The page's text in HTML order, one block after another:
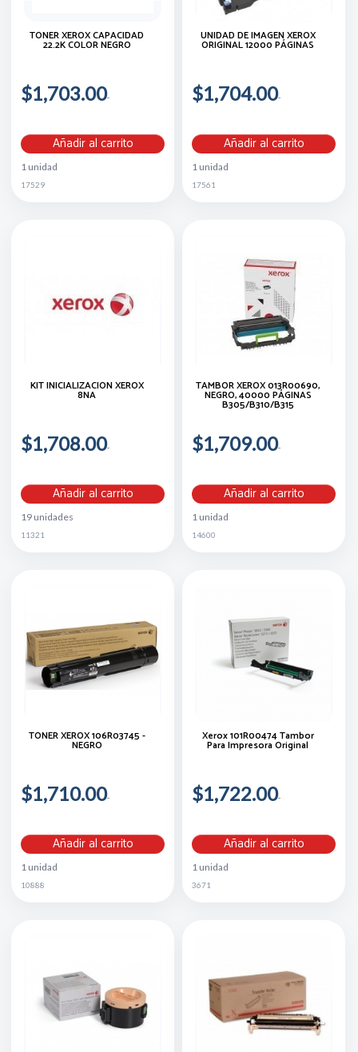
TÓNER XEROX CAPACIDAD
22.2K COLOR NEGRO
$1,703.00
Añadir al carrito
1 unidad
17529
UNIDAD DE IMAGEN XEROX
ORIGINAL 12000 PÁGINAS
$1,704.00
Añadir al carrito
1 unidad
17561
KIT INICIALIZACIÓN XEROX
8NA
$1,708.00
Añadir al carrito
19 unidades
11321
TAMBOR XEROX 013R00690,
NEGRO, 40000 PÁGINAS
B305/B310/B315
$1,709.00
Añadir al carrito
1 unidad
14600
TÓNER XEROX 106R03745 -
NEGRO
$1,710.00
Añadir al carrito
1 unidad
10888
Xerox 101R00474 Tambor
Para Impresora Original
$1,722.00
Añadir al carrito
1 unidad
3671